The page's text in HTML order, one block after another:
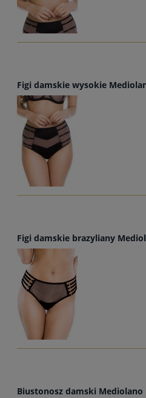
Figi damskie wysokie
Figi damskie brazyliany
Biustonosz damski Mediolano